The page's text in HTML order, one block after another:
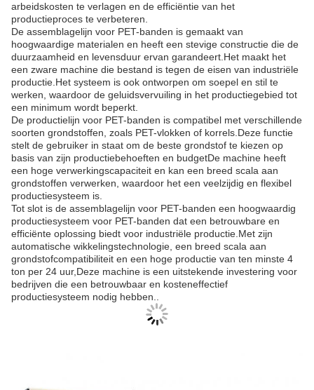
arbeidskosten te verlagen en de efficiëntie van het
productieproces te verbeteren.
De assemblagelijn voor PET-banden is gemaakt van
hoogwaardige materialen en heeft een stevige constructie die de
duurzaamheid en levensduur ervan garandeert.Het maakt het
een zware machine die bestand is tegen de eisen van industriële
productie.Het systeem is ook ontworpen om soepel en stil te
werken, waardoor de geluidsvervuiling in het productiegebied tot
een minimum wordt beperkt.
De productielijn voor PET-banden is compatibel met verschillende
soorten grondstoffen, zoals PET-vlokken of korrels.Deze functie
stelt de gebruiker in staat om de beste grondstof te kiezen op
basis van zijn productiebehoeften en budgetDe machine heeft
een hoge verwerkingscapaciteit en kan een breed scala aan
grondstoffen verwerken, waardoor het een veelzijdig en flexibel
productiesysteem is.
Tot slot is de assemblagelijn voor PET-banden een hoogwaardig
productiesysteem voor PET-banden dat een betrouwbare en
efficiënte oplossing biedt voor industriële productie.Met zijn
automatische wikkelingstechnologie, een breed scala aan
grondstofcompatibiliteit en een hoge productie van ten minste 4
ton per 24 uur,Deze machine is een uitstekende investering voor
bedrijven die een betrouwbaar en kosteneffectief
productiesysteem nodig hebben..